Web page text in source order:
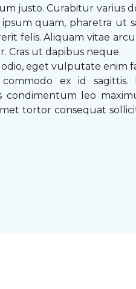
justo. Curabitur varius
ipsum quam, pharetra ut
felis. Aliquam vitae
Cras ut dapibus neque.
eget vulputate enim
ex id sagittis.
condimentum leo
tortor consequat